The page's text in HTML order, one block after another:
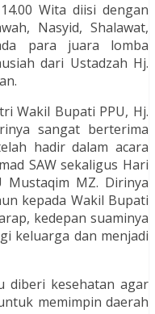
Wita diisi dengan
Nasyid, Shalawat,
para juara lomba
dari Ustadzah Hj.
Wakil Bupati PPU, Hj.
sangat berterima
hadir dalam acara
SAW sekaligus Hari
Mustaqim MZ. Dirinya
kepada Wakil Bupati
kedepan suaminya
keluarga dan menjadi
diberi kesehatan agar
memimpin daerah